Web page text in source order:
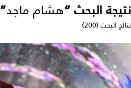
نتيجة البحث “هشام ماجد”
نتائج البحث (200)